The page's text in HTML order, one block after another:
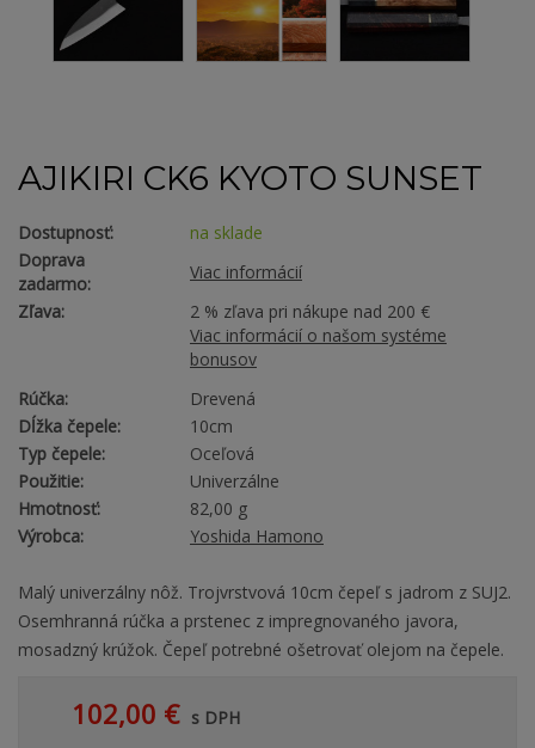
AJIKIRI CK6 KYOTO SUNSET
Dostupnosť:
na sklade
Doprava
zadarmo:
Viac informácií
Zľava:
2 % zľava pri nákupe nad 200 €
Viac informácií o našom systéme
bonusov
Rúčka:
Drevená
Dĺžka čepele:
10cm
Typ čepele:
Oceľová
Použitie:
Univerzálne
Hmotnosť:
82,00 g
Výrobca:
Yoshida Hamono
Malý univerzálny nôž. Trojvrstvová 10cm čepeľ s jadrom z SUJ2.
Osemhranná rúčka a prstenec z impregnovaného javora,
mosadzný krúžok. Čepeľ potrebné ošetrovať olejom na čepele.
102,00 € s DPH